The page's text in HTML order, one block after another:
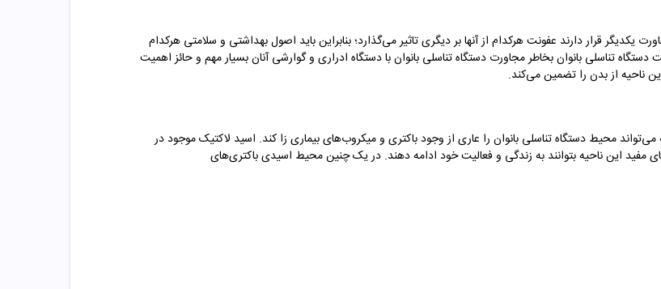
یکدیگر قرار دارند عفونت هرکدام از آنها بر دیگری تاثیر می‌گذارد؛ بنابراین باید اصول بهداشتی و سلامتی هرکدام
تناسلی بانوان بخاطر مجاورت دستگاه تناسلی بانوان با دستگاه ادراری و گوارشی آنان بسیار مهم و حائز اهمیت
ناحیه از بدن را تضمین می‌کند.
محیط دستگاه تناسلی بانوان را عاری از وجود باکتری و میکروب‌های بیماری زا کند. اسید لاکتیک موجود در
مفید این ناحیه بتوانند به زندگی و فعالیت خود ادامه دهند. در یک چنین محیط اسیدی باکتری‌های